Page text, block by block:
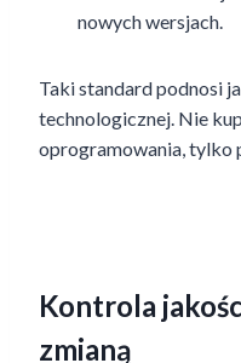
nowych wersjach.
Taki standard podnosi
technologicznej. Nie
oprogramowania, tylko
Kontrola
zmianą